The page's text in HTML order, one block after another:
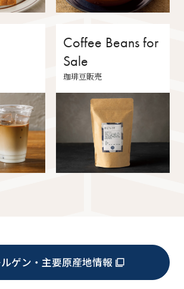
Coffee Beans for
Sale
珈琲豆販売
ゲン・主要原産地情報